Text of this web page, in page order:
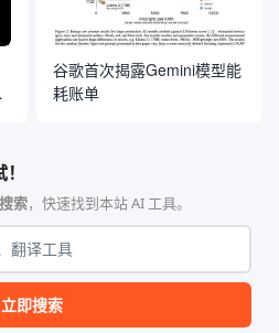
谷歌首次揭露Gemini模型能
耗账单
索，快速找到本站 AI 工具。
立即搜索